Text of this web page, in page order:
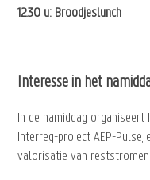
12.30 u: Broodjeslunch
Interesse in het
In de namiddag
Interreg-project AEP-Pulse,
valorisatie van